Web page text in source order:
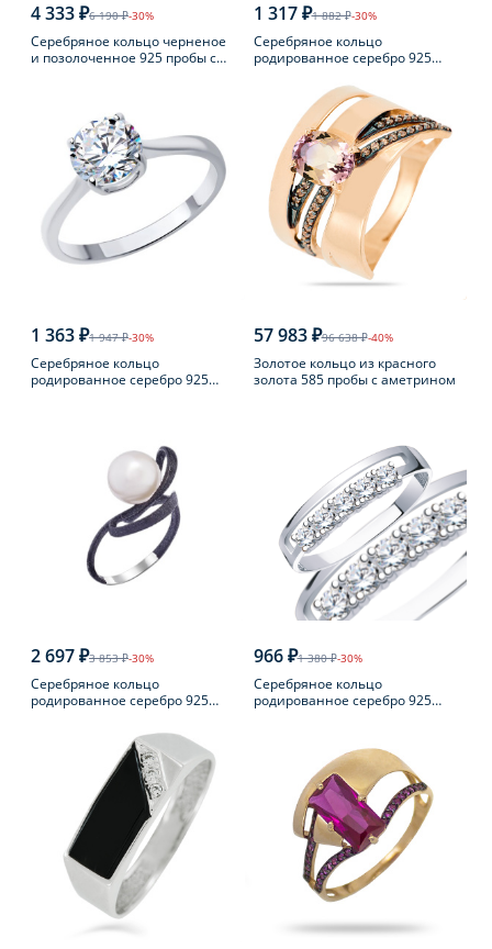
4 333 ₽6 190 ₽-30%
Серебряное кольцо черненое
и позолоченное 925 пробы с
1 317 ₽1 882 ₽-30%
Серебряное кольцо
родированное серебро 925
1 363 ₽1 947 ₽-30%
Серебряное кольцо
родированное серебро 925
57 983 ₽96 638 ₽-40%
Золотое кольцо из красного
золота 585 пробы с аметрином
2 697 ₽3 853 ₽-30%
Серебряное кольцо
родированное серебро 925
966 ₽1 380 ₽-30%
Серебряное кольцо
родированное серебро 925